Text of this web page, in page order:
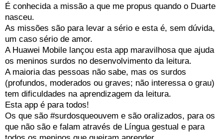
É conhecida a missão a que me propus quando o Duarte
nasceu.
As missões são para levar a sério e esta é, sem dúvida,
um caso sério de amor.
A Huawei Mobile lançou esta app maravilhosa que ajuda
os meninos surdos no desenvolvimento da leitura.
A maioria das pessoas não sabe, mas os surdos
(profundos, moderados ou graves; não interessa o grau)
tem dificuldades na aprendizagem da leitura.
Esta app é para todos!
Os que são #surdosqueouvem e são oralizados, para os
que não são e falam através de Língua gestual e para